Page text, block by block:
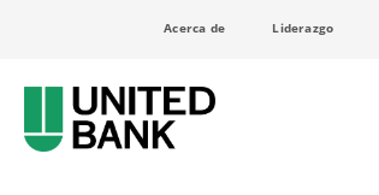
Acerca de Liderazgo